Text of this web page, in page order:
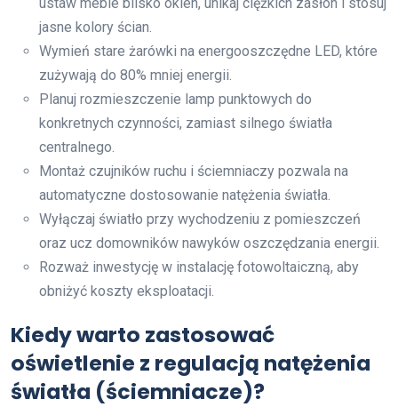
jasne kolory ścian.
Wymień stare żarówki na energooszczędne LED, które
zużywają do 80% mniej energii.
Planuj rozmieszczenie lamp punktowych do
konkretnych czynności, zamiast silnego światła
centralnego.
Montaż czujników ruchu i ściemniaczy pozwala na
automatyczne dostosowanie natężenia światła.
Wyłączaj światło przy wychodzeniu z pomieszczeń
oraz ucz domowników nawyków oszczędzania energii.
Rozważ inwestycję w instalację fotowoltaiczną, aby
obniżyć koszty eksploatacji.
Kiedy warto zastosować
oświetlenie z regulacją natężenia
światła (ściemniacze)?